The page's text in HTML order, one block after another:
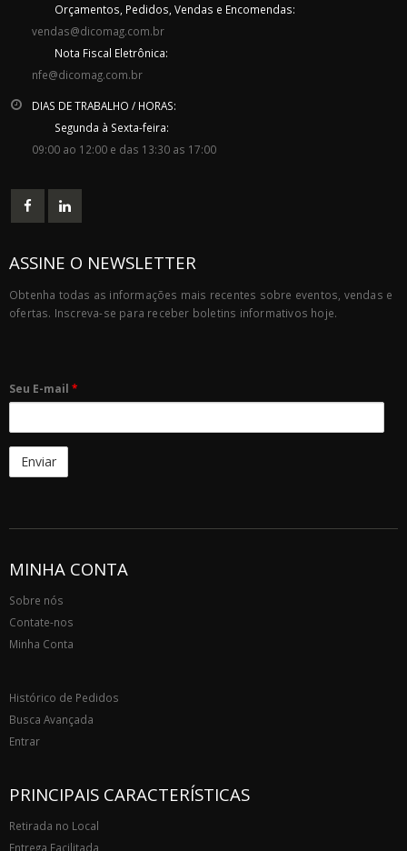
Orçamentos, Pedidos, Vendas e Encomendas:
vendas@dicomag.com.br
Nota Fiscal Eletrônica:
nfe@dicomag.com.br
DIAS DE TRABALHO / HORAS:
Segunda à Sexta-feira:
09:00 ao 12:00 e das 13:30 as 17:00
ASSINE O NEWSLETTER
Obtenha todas as informações mais recentes sobre eventos, vendas e
ofertas. Inscreva-se para receber boletins informativos hoje.
Seu E-mail *
MINHA CONTA
Sobre nós
Contate-nos
Minha Conta
Histórico de Pedidos
Busca Avançada
Entrar
PRINCIPAIS CARACTERÍSTICAS
Retirada no Local
Entrega Facilitada